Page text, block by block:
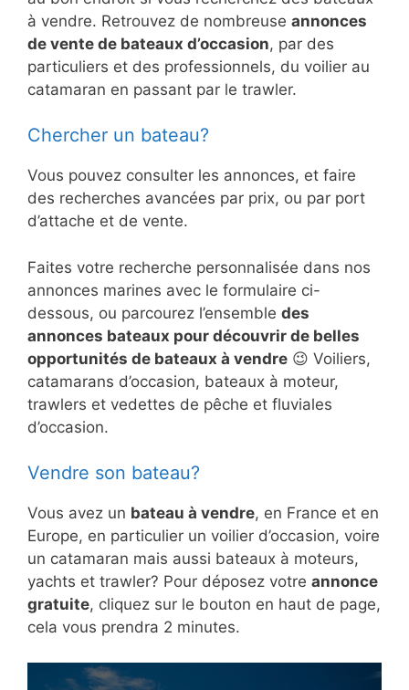
à vendre. Retrouvez de nombreuse annonces
de vente de bateaux d’occasion, par des
particuliers et des professionnels, du voilier au
catamaran en passant par le trawler.
Chercher un bateau?
Vous pouvez consulter les annonces, et faire
des recherches avancées par prix, ou par port
d’attache et de vente.
Faites votre recherche personnalisée dans nos
annonces marines avec le formulaire ci-
dessous, ou parcourez l’ensemble des
annonces bateaux pour découvrir de belles
opportunités de bateaux à vendre 😉 Voiliers,
catamarans d’occasion, bateaux à moteur,
trawlers et vedettes de pêche et fluviales
d’occasion.
Vendre son bateau?
Vous avez un bateau à vendre, en France et en
Europe, en particulier un voilier d’occasion, voire
un catamaran mais aussi bateaux à moteurs,
yachts et trawler? Pour déposez votre annonce
gratuite, cliquez sur le bouton en haut de page,
cela vous prendra 2 minutes.